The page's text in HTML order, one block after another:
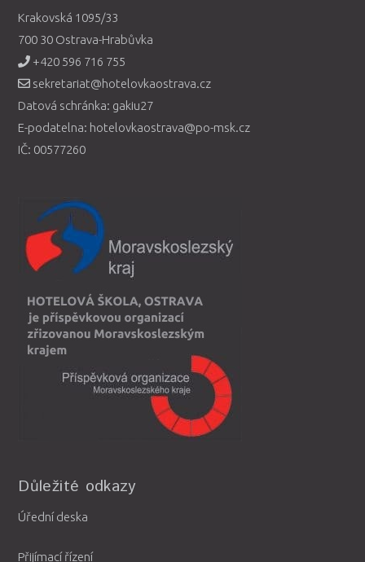
Krakovská 1095/33
700 30 Ostrava-Hrabůvka
+420 596 716 755
sekretariat@hotelovkaostrava.cz
Datová schránka: gakiu27
E-podatelna: hotelovkaostrava@po-msk.cz
IČ: 00577260
Důležité odkazy
Úřední deska
Přijímací řízení